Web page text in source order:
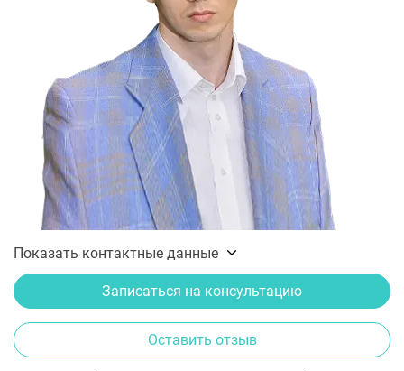
Показать контактные данные
Записаться на консультацию
Оставить отзыв